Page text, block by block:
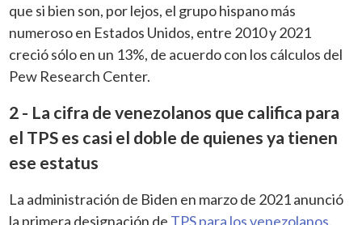
que si bien son, por lejos, el grupo hispano más
numeroso en Estados Unidos, entre 2010 y 2021
creció sólo en un 13%, de acuerdo con los cálculos del
Pew Research Center.
2 - La cifra de venezolanos que califica para
el TPS es casi el doble de quienes ya tienen
ese estatus
La administración de Biden en marzo de 2021 anunció
la primera designación de TPS para los venezolanos